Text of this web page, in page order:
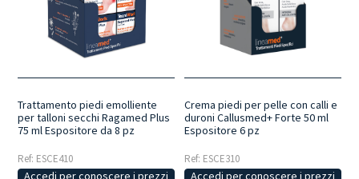
Trattamento piedi emolliente
per talloni secchi Ragamed Plus
75 ml Espositore da 8 pz
Ref: ESCE410
Accedi per conoscere i prezzi
Crema piedi per pelle con calli e
duroni Callusmed+ Forte 50 ml
Espositore 6 pz
Ref: ESCE310
Accedi per conoscere i prezzi